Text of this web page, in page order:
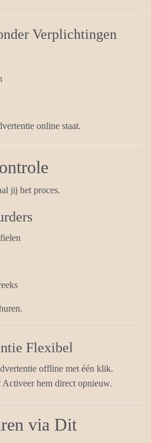
Verplichtingen
online staat.
jij het proces.
Flexibel
offline met één klik.
hem direct opnieuw.
via Dit